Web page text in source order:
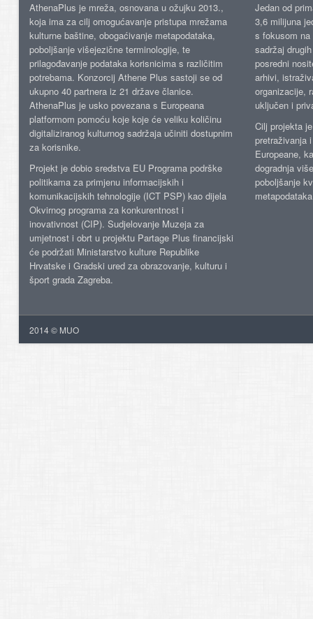
AthenaPlus je mreža, osnovana u ožujku 2013.,
koja ima za cilj omogućavanje pristupa mrežama
kulturne baštine, obogaćivanje metapodataka,
poboljšanje višejezične terminologije, te
prilagođavanje podataka korisnicima s različitim
potrebama. Konzorcij Athene Plus sastoji se od
ukupno 40 partnera iz 21 države članice.
AthenaPlus je usko povezana s Europeana
platformom pomoću koje koje će veliku količinu
digitaliziranog kulturnog sadržaja učiniti dostupnim
za korisnike.
Projekt je dobio sredstva EU Programa podrške
politikama za primjenu informacijskih i
komunikacijskih tehnologije (ICT PSP) kao dijela
Okvirnog programa za konkurentnost i
inovativnost (CIP). Sudjelovanje Muzeja za
umjetnost i obrt u projektu Partage Plus financijski
će podržati Ministarstvo kulture Republike
Hrvatske i Gradski ured za obrazovanje, kulturu i
šport grada Zagreba.
Jedan od
3,6 milijuna
s fokusom
sadržaj
posredni
arhivi,
organizacije,
uključen i
Cilj projekta
pretraživanja
Europeane,
dogradnja
poboljšanje
2014 © MUO